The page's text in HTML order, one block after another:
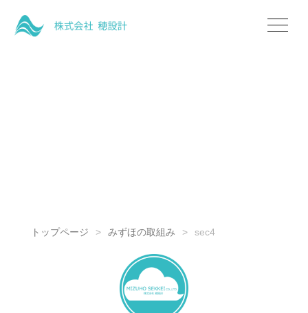
トップページ みずほの取組み sec4